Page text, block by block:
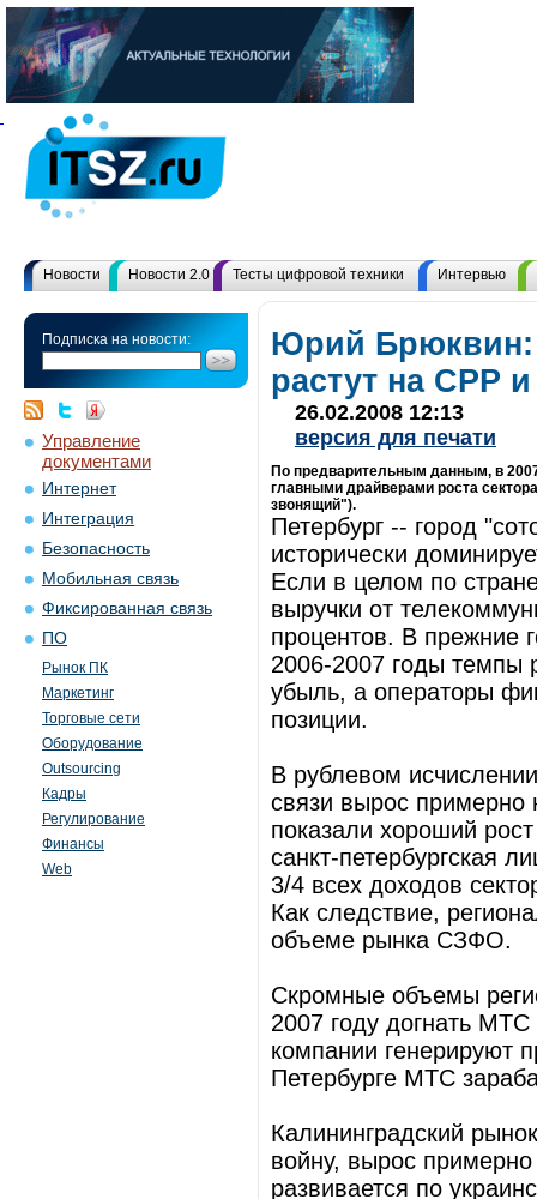
Новости Новости 2.0 Тесты цифровой техники Интервью
Подписка на новости:
Управление
документами
Интернет
Интеграция
Безопасность
Мобильная связь
Фиксированная связь
ПО
Рынок ПК
Маркетинг
Торговые сети
Оборудование
Outsourcing
Кадры
Регулирование
Финансы
Web
Юрий
растут на СРР
26.02.2008 12:13
версия для печати
По предварительным данным, в
главными драйверами роста
звонящий").
Петербург -- город
исторически
Если в целом по
выручки от
процентов. В прежние
2006-2007 годы темпы
убыль, а операторы
позиции.
В рублевом
связи вырос примерно
показали хороший
санкт-петербургская
3/4 всех доходов
Как следствие,
объеме рынка СЗФО.
Скромные объемы
2007 году догнать
компании генерируют
Петербурге МТС
Калининградский
войну, вырос
развивается по